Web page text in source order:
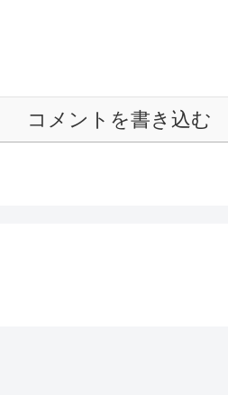
コメントを書き込む